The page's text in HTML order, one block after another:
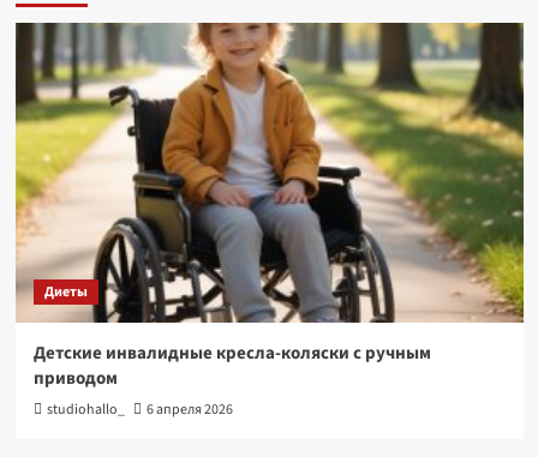
Диеты
Детские инвалидные кресла-коляски с ручным
приводом
studiohallo_ 6 апреля 2026